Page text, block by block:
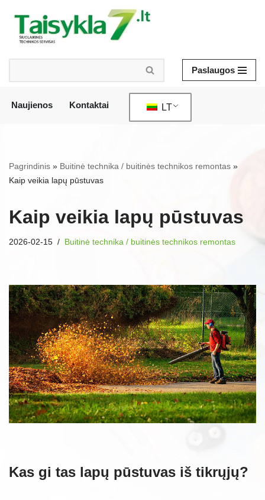
Pereiti
prie
turinio
Paslaugos
Naujienos Kontaktai LT
Pagrindinis » Buitinė technika / buitinės technikos remontas »
Kaip veikia lapų pūstuvas
Kaip veikia lapų pūstuvas
2026-02-15 Buitinė technika / buitinės technikos remontas
Kas gi tas lapų pūstuvas iš tikrųjų?